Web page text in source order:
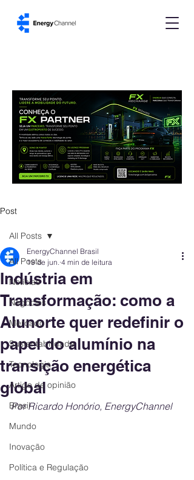
Post
All Posts
Notícias
Negócios
Mercado
Sustentabilidade
Tecnologia
Artigo de opinião
Brasil
Mundo
Inovação
Política e Regulação
All Posts
Indústria em
Transformação: como a
Alunorte quer redefinir o
papel do alumínio na
transição energética
global
EnergyChannel Brasil
19 de jun. 4 min de leitura
Por Ricardo Honório, EnergyChannel